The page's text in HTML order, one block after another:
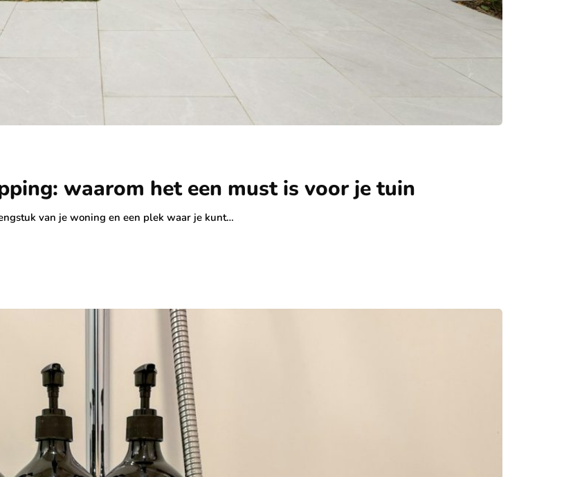
waarom het een must is voor je tuin
van je woning en een plek waar je kunt…